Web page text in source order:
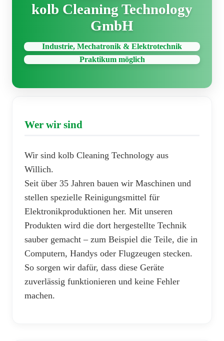
kolb Cleaning Technology
GmbH
Industrie, Mechatronik & Elektrotechnik
Praktikum möglich
Wer wir sind
Wir sind kolb Cleaning Technology aus
Willich.
Seit über 35 Jahren bauen wir Maschinen und
stellen spezielle Reinigungsmittel für
Elektronikproduktionen her. Mit unseren
Produkten wird die dort hergestellte Technik
sauber gemacht – zum Beispiel die Teile, die in
Computern, Handys oder Flugzeugen stecken.
So sorgen wir dafür, dass diese Geräte
zuverlässig funktionieren und keine Fehler
machen.